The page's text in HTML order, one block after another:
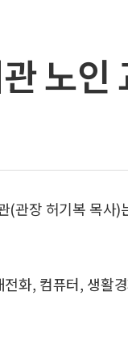
노
(관장 허기복 목
화, 컴퓨터, 생활